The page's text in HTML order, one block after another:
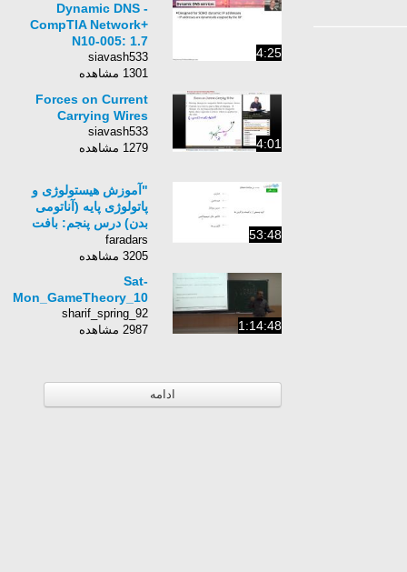
4:25
Dynamic DNS -
CompTIA Network+
N10-005: 1.7
siavash533
1301 مشاهده
4:01
Forces on Current
Carrying Wires
siavash533
1279 مشاهده
53:48
"آموزش هیستولوژی و
پاتولوژی پایه (آناتومی
بدن) درس پنجم: بافت
همبند "
faradars
3205 مشاهده
1:14:48
Sat-
Mon_GameTheory_10
sharif_spring_92
2987 مشاهده
ادامه